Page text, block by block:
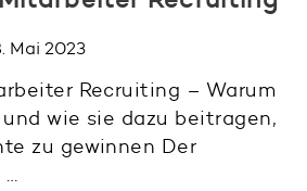
Mai 2023
Recruiting – Warum
wie sie dazu beitragen,
zu gewinnen Der
…